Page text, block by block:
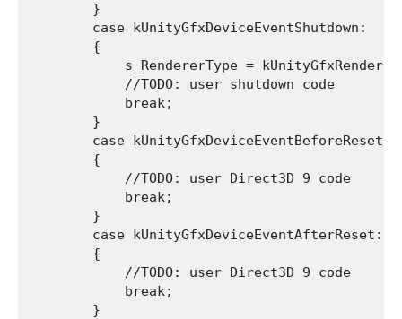
        }
        case kUnityGfxDeviceEventShutdown:
        {
s_RendererType =
            //TODO: user shutdown code
            break;
        }
        case kUnityGfxDeviceEventBeforeReset:
        {
            //TODO: user Direct3D 9 code
            break;
        }
        case kUnityGfxDeviceEventAfterReset:
        {
            //TODO: user Direct3D 9 code
            break;
        }